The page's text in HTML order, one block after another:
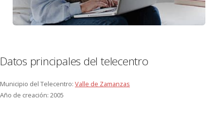
Datos principales del telecentro
Municipio del Telecentro: Valle de Zamanzas
Año de creación: 2005